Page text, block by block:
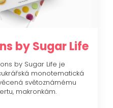
by Sugar Life
by Sugar Life je
monotematická
světoznámému
makronkám.